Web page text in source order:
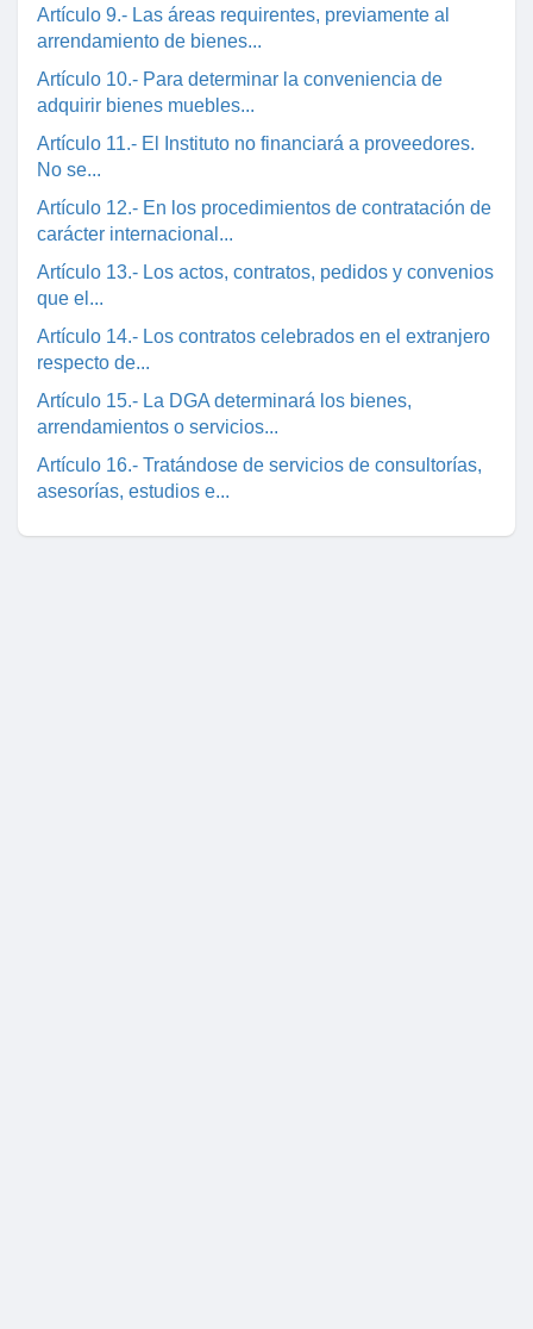
Artículo 9.- Las áreas requirentes, previamente al
arrendamiento de bienes...
Artículo 10.- Para determinar la conveniencia de
adquirir bienes muebles...
Artículo 11.- El Instituto no financiará a proveedores.
No se...
Artículo 12.- En los procedimientos de contratación de
carácter internacional...
Artículo 13.- Los actos, contratos, pedidos y convenios
que el...
Artículo 14.- Los contratos celebrados en el extranjero
respecto de...
Artículo 15.- La DGA determinará los bienes,
arrendamientos o servicios...
Artículo 16.- Tratándose de servicios de consultorías,
asesorías, estudios e...